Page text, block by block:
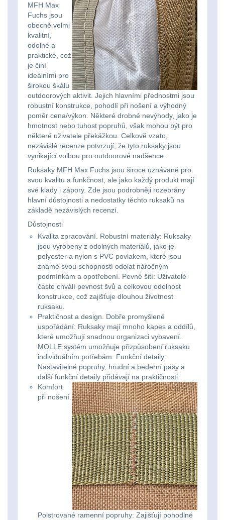
Taktické
svietidlá
Lucerny
kempingové
lampy
Potápačské
svetlá
Kapesní
svítilny
Policejní
svítilny
Vyhledávací
svítilny
Lovecké
svítilny
Nabíjacie
baterky
Svietidlá
Méně než 10 L13
10 - 20 L 26
20 - 30 L 103
Nad 30 L 74
Batohy přes rameno
15
Cestovní batohy a
tašky
Dětské batohy3
Brašne a tašky45
Ledvinky60
Duffle bagy25
Univerzalní tašky60
Přepravne tašky na
zbraně39
Hydratační vaky10
Pouzdra a Kapsy614
Organizéry109
Na opasek136
43
Na zasobniky157
Odhazováky39
MFH Max
Fuchs jsou
obecně velmi
kvalitní,
odolné a
praktické, což
je činí
ideálními pro
širokou škálu
outdoorových aktivit. Jejich hlavními přednostmi jsou
robustní konstrukce, pohodlí při nošení a výhodný
poměr cena/výkon. Některé drobné nevýhody, jako je
hmotnost nebo tuhost popruhů, však mohou být pro
některé uživatele překážkou. Celkově vzato,
nezávislé recenze potvrzují, že tyto ruksaky jsou
vynikající volbou pro outdoorové nadšence.
Ruksaky MFH Max Fuchs jsou široce uznávané pro
svou kvalitu a funkčnost, ale jako každý produkt mají
své klady i zápory. Zde jsou podrobněji rozebrány
hlavní důstojnosti a nedostatky těchto ruksaků na
základě nezávislých recenzí.
Důstojnosti
Kvalita zpracování. Robustní materiály: Ruksaky
jsou vyrobeny z odolných materiálů, jako je
polyester a nylon s PVC povlakem, které jsou
známé svou schopností odolat náročným
podmínkám a opotřebení. Pevné šití: Uživatelé
často chválí pevnost švů a celkovou odolnost
konstrukce, což zajišťuje dlouhou životnost
ruksaku.
Praktičnost a design. Dobře promyšlené
uspořádání: Ruksaky mají mnoho kapes a oddílů,
které umožňují snadnou organizaci vybavení.
MOLLE systém umožňuje přizpůsobení ruksaku
individuálním potřebám. Funkční detaily:
Nastavitelné popruhy, hrudní a bederní pásy a
další funkční detaily přidávají na praktičnosti.
Komfort
při nošení.
Polstrované ramenní popruhy: Zajišťují pohodlné